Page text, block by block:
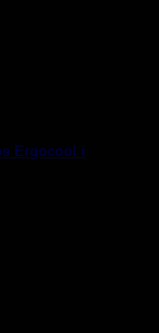
Ergocool i